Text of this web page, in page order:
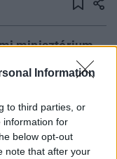
Information
to third parties, or
information for
below opt-out
note that after your
minisztérium
ukrán
emellett azzal
pajzsként